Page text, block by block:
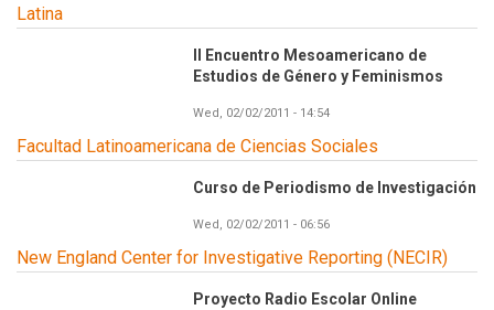
Latina
II Encuentro Mesoamericano de
Estudios de Género y Feminismos
Wed, 02/02/2011 - 14:54
Facultad Latinoamericana de Ciencias Sociales
Curso de Periodismo de Investigación
Wed, 02/02/2011 - 06:56
New England Center for Investigative Reporting (NECIR)
Proyecto Radio Escolar Online